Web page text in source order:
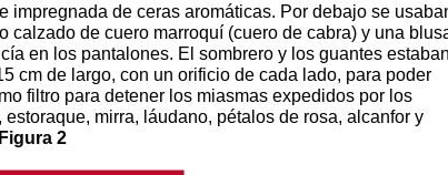
impregnada de ceras aromáticas. Por debajo se
de cuero marroquí (cuero de cabra) y una
en los pantalones. El sombrero y los guantes estaban
cm de largo, con un orificio de cada lado, para poder
filtro para detener los miasmas expedidos por los
mirra, láudano, pétalos de rosa, alcanfor y
Figura 2